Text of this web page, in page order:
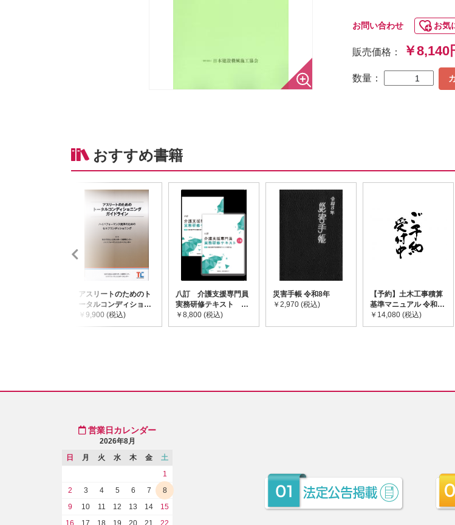
お問い合わせ お気
販売価格： ￥8,140
数量：
おすすめ書籍
アスリートのためのト
ータルコンディショニ
ングガイドライン
￥9,900 (税込)
八訂 介護支援専門員
実務研修テキスト
(上・下巻/分売不可)
￥8,800 (税込)
災害手帳 令和8年
￥2,970 (税込)
【予約】土木工事積算
基準マニュアル 令和8
年度版 ※2026年8月
下旬発売予定
￥14,080 (税込)
営業日カレンダー
2026年8月
日
月 火 水 木 金
土
1
2
3 4 5 6 7
8
9
10 11 12 13 14
15
16
17 18 19 20 21 22